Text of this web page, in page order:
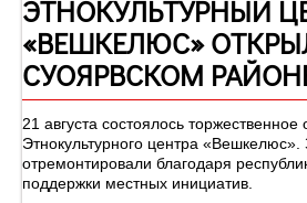
ЭТНОКУЛЬТУРНЫЙ
«ВЕШКЕЛЮС»
СУОЯРВСКОМ
21 августа состоялось торжественное
Этнокультурного центра
отремонтировали благодаря
поддержки местных инициатив.